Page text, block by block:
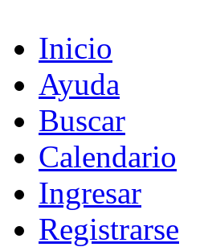
Inicio
Ayuda
Buscar
Calendario
Ingresar
Registrarse